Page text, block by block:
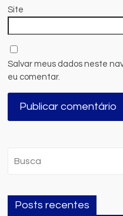
Site
Salvar meus dados neste
eu comentar.
Posts recentes